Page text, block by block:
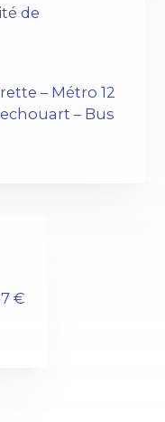
de
– Métro 12
– Bus
€